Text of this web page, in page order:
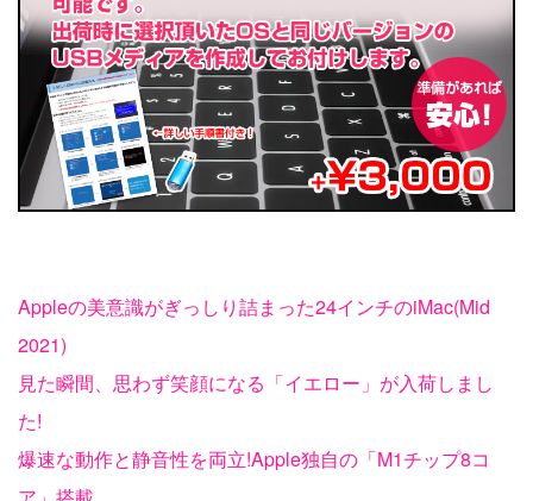
Appleの美意識がぎっしり詰まった24インチのiMac(Mid
2021)
見た瞬間、思わず笑顔になる「イエロー」が入荷しまし
た!
爆速な動作と静音性を両立!Apple独自の「M1チップ8コ